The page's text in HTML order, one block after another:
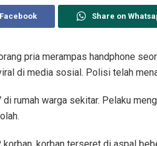
Share on
pria merampas handphone
di media sosial. Polisi telah
rumah warga sekitar. Pelaku